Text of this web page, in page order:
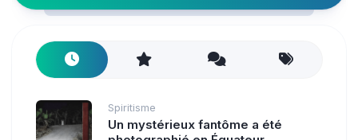
Spiritisme
Un mystérieux fantôme a été